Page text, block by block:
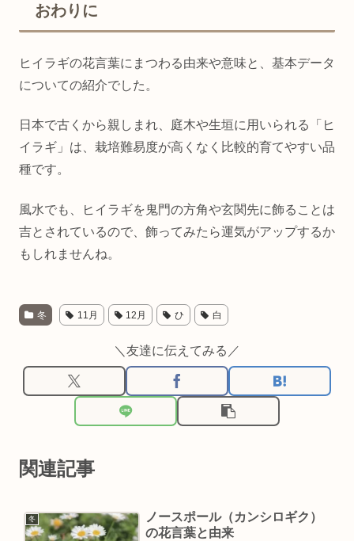
おわりに
ヒイラギの花言葉にまつわる由来や意味と、基本データ
についての紹介でした。
日本で古くから親しまれ、庭木や生垣に用いられる「ヒ
イラギ」は、栽培難易度が高くなく比較的育てやすい品
種です。
風水でも、ヒイラギを鬼門の方角や玄関先に飾ることは
吉とされているので、飾ってみたら運気がアップするか
もしれませんね。
冬 11月 12月 ひ 白
＼友達に伝えてみる／
関連記事
冬
ノースポール（カンシロギク）
の花言葉と由来